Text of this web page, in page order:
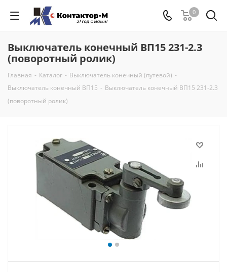
0
Выключатель конечный ВП15 231-2.3
(поворотный ролик)
Главная - Каталог - Выключатель конечный (путевой) -
Выключатель конечный ВП15 - Выключатель конечный ВП15 231-2.3
(поворотный ролик)